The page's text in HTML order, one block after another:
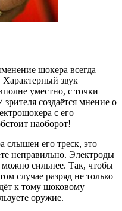
шокера всегда
Характерный звук
уместно, с точки
создаётся мнение о
с его
наоборот!
слышен его треск, это
неправильно. Электроды
сильнее. Так, чтобы
случае разряд не только
к тому шоковому
оружие.